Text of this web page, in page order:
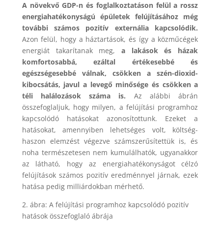
A növekvő GDP-n és foglalkoztatáson felül a rossz
energiahatékonyságú épületek felújításához még
további számos pozitív externália kapcsolódik.
Azon felül, hogy a háztartások, és így a közműcégek
energiát takarítanak meg, a lakások és házak
komfortosabbá, ezáltal értékesebbé és
egészségesebbé válnak, csökken a szén-dioxid-
kibocsátás, javul a levegő minősége és csökken a
téli halálozások száma is. Az alábbi ábrán
összefoglaljuk, hogy milyen, a felújítási programhoz
kapcsolódó hatásokat azonosítottunk. Ezeket a
hatásokat, amennyiben lehetséges volt, költség-
haszon elemzést végezve számszerűsítettük is, és
noha természetesen nem kumulálhatók, ugyanakkor
az látható, hogy az energiahatékonyságot célzó
felújítások számos pozitív eredménnyel járnak, ezek
hatása pedig milliárdokban mérhető.
2. ábra: A felújítási programhoz kapcsolódó pozitív
hatások összefoglaló ábrája